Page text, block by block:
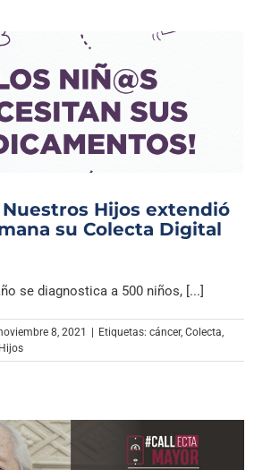
Hijos extendió
su Colecta Digital
se diagnostica a 500 niños, [...]
8, 2021 | Etiquetas: cáncer, Colecta